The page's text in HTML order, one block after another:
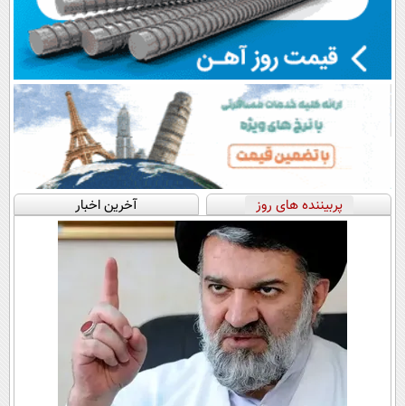
پربیننده های روز آخرین اخبار